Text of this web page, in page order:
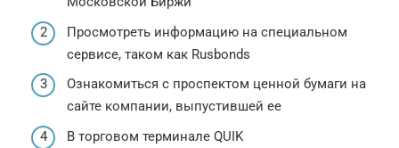
Просмотреть информацию на специальном
сервисе, таком как Rusbonds
Ознакомиться с проспектом ценной бумаги на
сайте компании, выпустившей ее
В торговом терминале QUIK